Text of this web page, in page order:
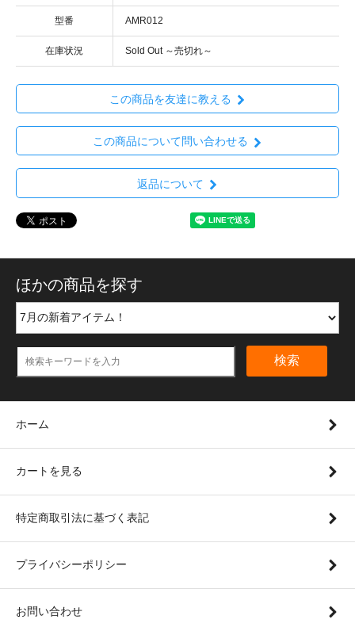
型番 AMR012
在庫状況 Sold Out ～売切れ～
この商品を友達に教える
この商品について問い合わせる
返品について
ほかの商品を探す
検索
ホーム
カートを見る
特定商取引法に基づく表記
プライバシーポリシー
お問い合わせ